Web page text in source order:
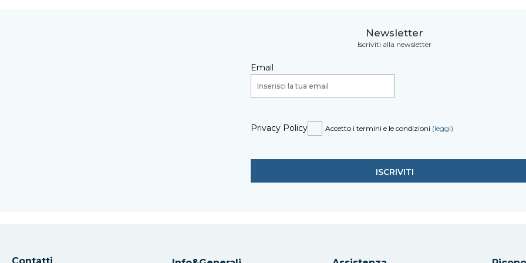
Newsletter
Iscriviti alla newsletter
Email
Privacy Policy Accetto i termini e le condizioni (leggi)